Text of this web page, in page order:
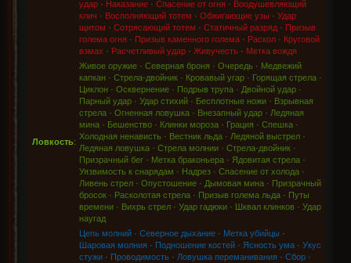
удар· Наказание· Спасение от огня· Воодушевляющий
клич · Восполняющий тотем · Обжигающие узы · Удар
щитом · Сотрясающий тотем · Статичный разряд· Призыв
голема огня· Призыв каменного голема· Раскол· Круговой
взмах · Расчетливый удар· Живучесть· Метка вождя
Ловкость:
Живое оружие· Северная броня · Очередь · Медвежий
капкан· Стрела-двойник· Кровавый угар· Горящая стрела·
Циклон· Осквернение· Подрыв трупа· Двойной удар·
Парный удар· Удар стихий· Бесплотные ножи· Взрывная
стрела· Огненная ловушка· Внезапный удар· Ледяная
мина· Бешенство· Клинки мороза· Грация · Спешка·
Холодная ненависть · Вестник льда· Ледяной выстрел·
Ледяная ловушка· Стрела молнии· Стрела-двойник·
Призрачный бег· Метка браконьера· Ядовитая стрела·
Уязвимость к снарядам · Надрез· Спасение от холода·
Ливень стрел· Опустошение· Дымовая мина· Призрачный
бросок· Расколотая стрела· Призыв голема льда· Путы
времени· Вихрь стрел· Удар гадюки· Шквал клинков· Удар
наугад
Цепь молний· Северное дыхание· Метка убийцы ·
Шаровая молния· Подношение костей· Ясность ума· Укус
стужи· Проводимость· Ловушка переманивания· Сбор·